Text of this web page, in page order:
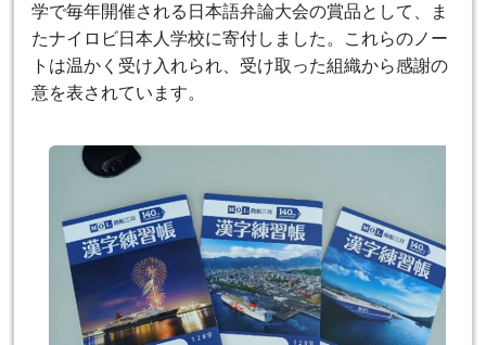
学で毎年開催される日本語弁論大会の賞品として、ま
たナイロビ日本人学校に寄付しました。これらのノー
トは温かく受け入れられ、受け取った組織から感謝の
意を表されています。